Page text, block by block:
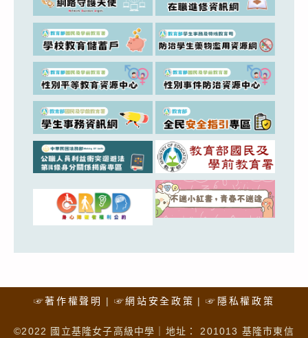
☞著作權聲明 ☞網站安全政策 ☞隱私權政策
©2022 國立基隆女子高級中學｜地址： 201013 基隆市東信